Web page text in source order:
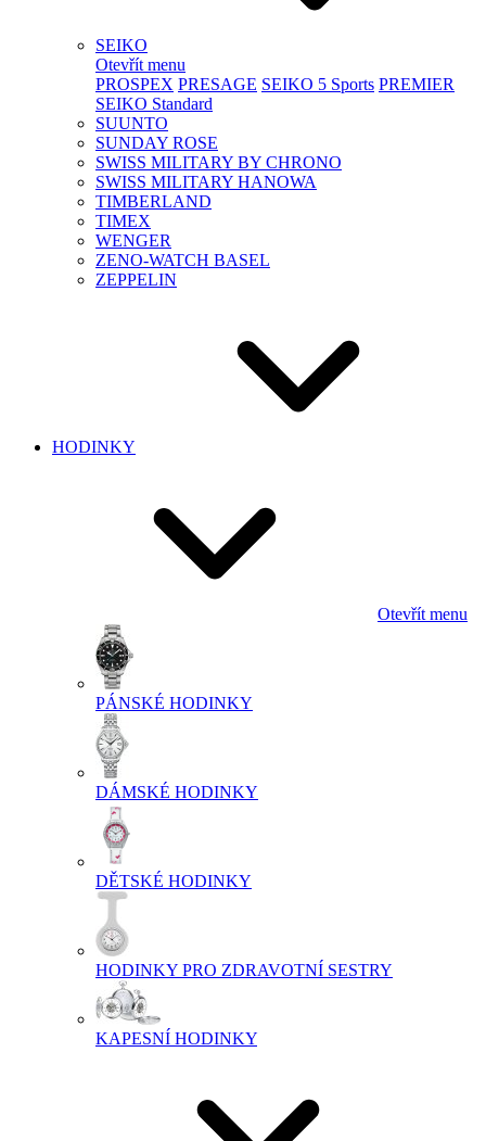
SEIKO
Otevřít menu
PROSPEX PRESAGE SEIKO 5 Sports PREMIER
SEIKO Standard
SUUNTO
SUNDAY ROSE
SWISS MILITARY BY CHRONO
SWISS MILITARY HANOWA
TIMBERLAND
TIMEX
WENGER
ZENO-WATCH BASEL
ZEPPELIN
HODINKY
Otevřít menu
PÁNSKÉ HODINKY
DÁMSKÉ HODINKY
DĚTSKÉ HODINKY
HODINKY PRO ZDRAVOTNÍ SESTRY
KAPESNÍ HODINKY